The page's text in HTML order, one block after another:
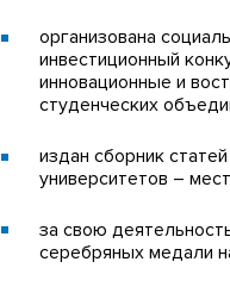
организована
инвестиционный
инновационные и
студенческих
издан сборник
университетов –
за свою
серебряных медали